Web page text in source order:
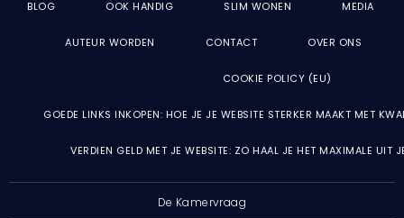
BLOG OOK HANDIG SLIM WONEN MEDIA
AUTEUR WORDEN CONTACT OVER ONS
COOKIE POLICY (EU)
GOEDE LINKS INKOPEN: HOE JE JE WEBSITE STERKER MAAKT MET
VERDIEN GELD MET JE WEBSITE: ZO HAAL JE HET MAXIMALE UIT
De Kamervraag